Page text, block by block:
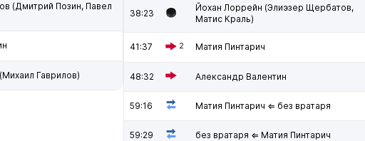
(Дмитрий Позин, Павел
Гаврилов)
38:23
Йохан Лоррейн (Элиэзер Щербатов,
Матис Краль)
41:37 2 Матия Пинтарич
48:32 Александр Валентин
59:16 Матия Пинтарич ⇐ без вратаря
59:29 без вратаря ⇐ Матия Пинтарич